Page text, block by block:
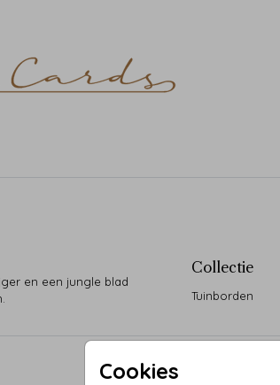
Cookies
en een jungle blad
Collectie
Tuinborden